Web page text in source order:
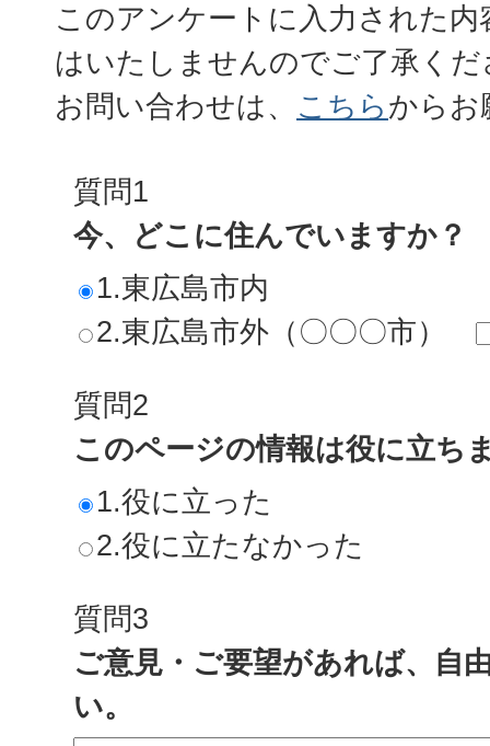
このアンケートに入力された
はいたしませんのでご了承くだ
お問い合わせは、 こちらからお
質問1
今、どこに住んでいますか？
1.東広島市内
2.東広島市外（〇〇〇市）
質問2
このページの情報は役に立ち
1.役に立った
2.役に立たなかった
質問3
ご意見・ご要望があれば、自
い。